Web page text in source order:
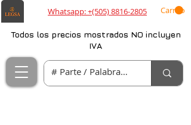
Whatsapp: +(505) 8816-2805 Carrito
Todos los precios mostrados NO incluyen
IVA